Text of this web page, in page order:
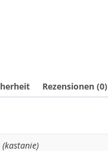
Rezensionen (0)